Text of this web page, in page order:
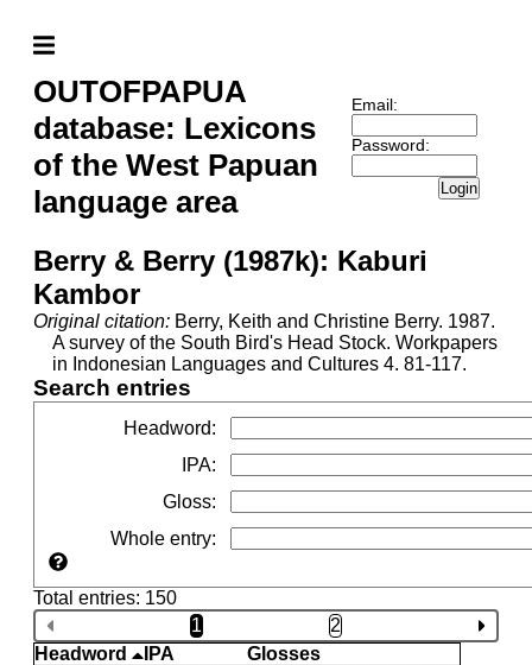
OUTOFPAPUA
database: Lexicons
of the West Papuan
language area
Email:
Password:
Login
Berry & Berry (1987k): Kaburi
Kambor
Original citation: Berry, Keith and Christine Berry. 1987.
A survey of the South Bird's Head Stock. Workpapers
in Indonesian Languages and Cultures 4. 81-117.
Search entries
Headword:
IPA:
Gloss:
Whole entry:
Total entries: 150
1
2
Headword
IPA
Glosses